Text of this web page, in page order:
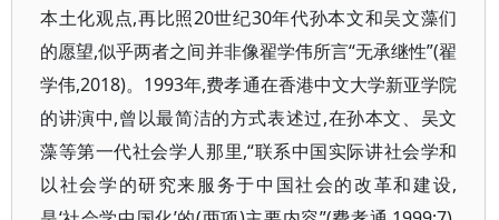
本土化观点,再比照20世纪30年代孙本文和吴文藻们
的愿望,似乎两者之间并非像翟学伟所言“无承继性”(翟
学伟,2018)。1993年,费孝通在香港中文大学新亚学院
的讲演中,曾以最简洁的方式表述过,在孙本文、吴文
藻等第一代社会学人那里,“联系中国实际讲社会学和
以社会学的研究来服务于中国社会的改革和建设,